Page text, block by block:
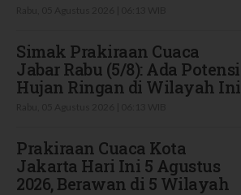
Simak Prakiraan Cuaca
Jabar Rabu (5/8): Ada Potensi
Hujan Ringan di Wilayah Ini
Prakiraan Cuaca Kota
Jakarta Hari Ini 5 Agustus
2026, Berawan di 5 Wilayah